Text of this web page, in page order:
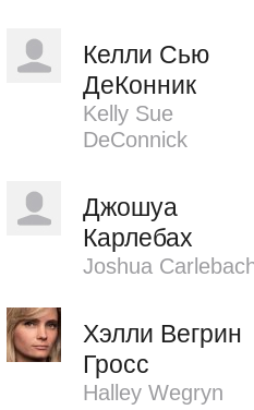
Келли Сью
ДеКонник
Kelly Sue
DeConnick
Джошуа
Карлебах
Joshua
Хэлли Вегрин
Гросс
Halley Wegryn